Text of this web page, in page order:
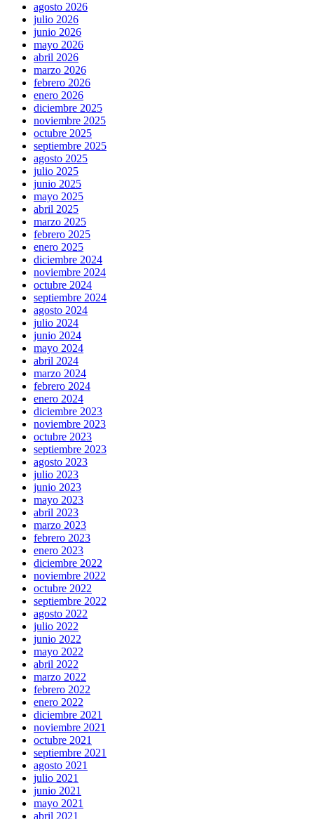
agosto 2026
julio 2026
junio 2026
mayo 2026
abril 2026
marzo 2026
febrero 2026
enero 2026
diciembre 2025
noviembre 2025
octubre 2025
septiembre 2025
agosto 2025
julio 2025
junio 2025
mayo 2025
abril 2025
marzo 2025
febrero 2025
enero 2025
diciembre 2024
noviembre 2024
octubre 2024
septiembre 2024
agosto 2024
julio 2024
junio 2024
mayo 2024
abril 2024
marzo 2024
febrero 2024
enero 2024
diciembre 2023
noviembre 2023
octubre 2023
septiembre 2023
agosto 2023
julio 2023
junio 2023
mayo 2023
abril 2023
marzo 2023
febrero 2023
enero 2023
diciembre 2022
noviembre 2022
octubre 2022
septiembre 2022
agosto 2022
julio 2022
junio 2022
mayo 2022
abril 2022
marzo 2022
febrero 2022
enero 2022
diciembre 2021
noviembre 2021
octubre 2021
septiembre 2021
agosto 2021
julio 2021
junio 2021
mayo 2021
abril 2021